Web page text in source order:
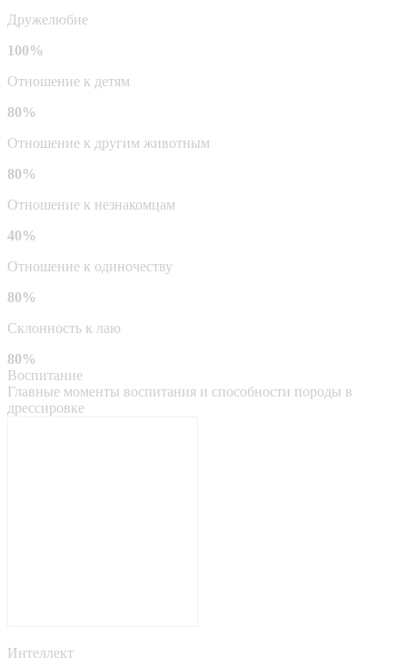
Дружелюбие
100%
Отношение к детям
80%
Отношение к другим животным
80%
Отношение к незнакомцам
40%
Отношение к одиночеству
80%
Склонность к лаю
80%
Воспитание
Главные моменты воспитания и способности породы в
дрессировке
Интеллект